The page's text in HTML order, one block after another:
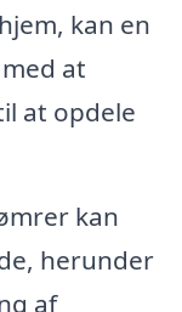
kan en
at
at opdele
kan
herunder
af